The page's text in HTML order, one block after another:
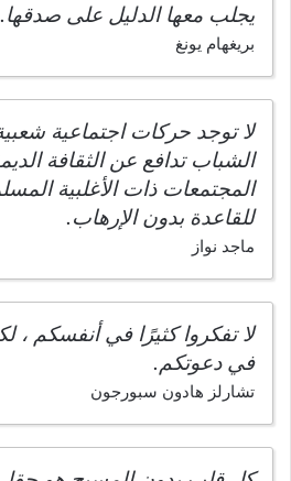
يجلب معها الدليل على صدقها.
بريغهام يونغ
لا توجد حركات اجتماعية
الشباب تدافع عن الثقافة
المجتمعات ذات الأغلبية
للقاعدة بدون الإرهاب.
ماجد نواز
لا تفكروا كثيرًا في أنفسكم ،
في دعوتكم.
تشارلز هادون سبورجون